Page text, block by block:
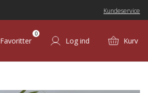
Kundeservice
Favoritter
0
Log ind Kurv